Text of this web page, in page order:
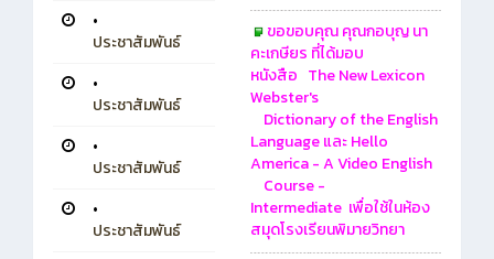
•
ประชาสัมพันธ์
•
ประชาสัมพันธ์
•
ประชาสัมพันธ์
•
ประชาสัมพันธ์
ขอขอบคุณ คุณกอบุญ นา
คะเกษียร ที่ได้มอบ
หนังสือ The New Lexicon
Webster's
Dictionary of the English
LanguageและHello
America - A Video English
Course -
Intermediate เพื่อใช้ในห้อง
สมุดโรงเรียนพิมายวิทยา